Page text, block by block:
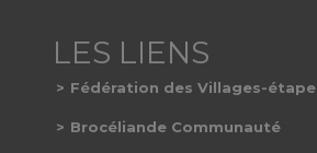
Fédération des Villages-étape
Brocéliande Communauté